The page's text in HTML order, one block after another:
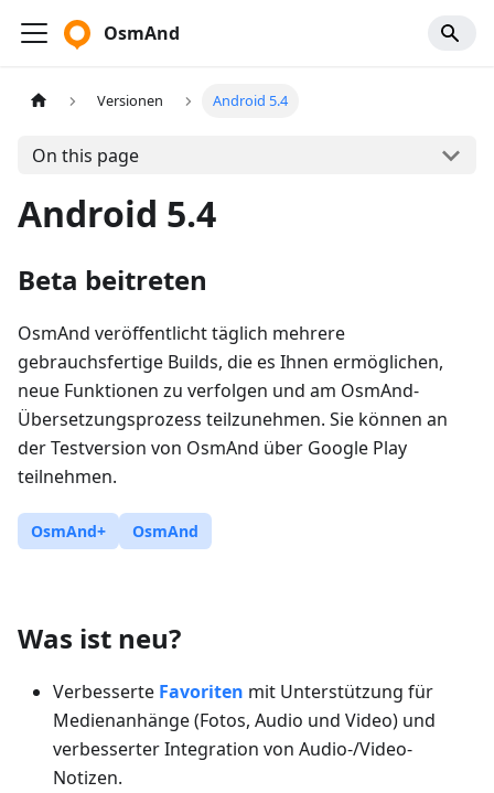
OsmAnd
Versionen Android 5.4
On this page
Android 5.4
Beta beitreten
OsmAnd veröffentlicht täglich mehrere
gebrauchsfertige Builds, die es Ihnen ermöglichen,
neue Funktionen zu verfolgen und am OsmAnd-
Übersetzungsprozess teilzunehmen. Sie können an
der Testversion von OsmAnd über Google Play
teilnehmen.
OsmAnd+ OsmAnd
Was ist neu?
Verbesserte Favoriten mit Unterstützung für
Medienanhänge (Fotos, Audio und Video) und
verbesserter Integration von Audio-/Video-
Notizen.